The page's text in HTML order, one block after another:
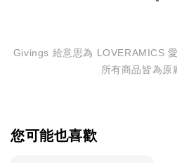
Givings 給意思為 LOVERAMICS
所有商品皆為原
您可能也喜歡